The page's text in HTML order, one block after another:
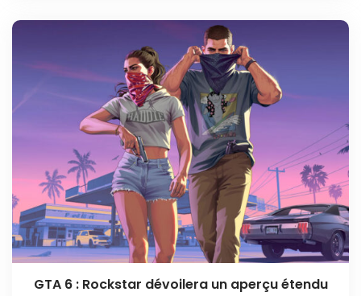
GTA 6 : Rockstar dévoilera un aperçu étendu